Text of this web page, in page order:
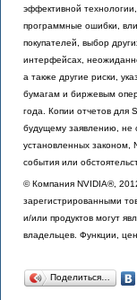
эффективной
программные ошибки,
покупателей, выбор
интерфейсах,
а также другие риски,
бумагам и биржевым
года. Копии отчетов для
будущему заявлению, не
установленных законом,
события или
© Компания NVIDIA®,
зарегистрированными
и/или продуктов могут
владельцев. Функции,
Поделиться…